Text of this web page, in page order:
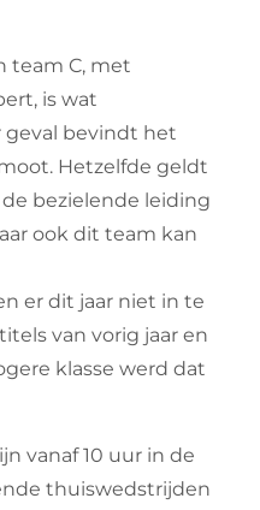
team C, met
is wat
geval bevindt het
Hetzelfde geldt
bezielende leiding
ook dit team kan
er dit jaar niet in te
van vorig jaar en
klasse werd dat
vanaf 10 uur in de
thuiswedstrijden